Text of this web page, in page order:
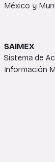
México y
SAIMEX
Sistema de
Información